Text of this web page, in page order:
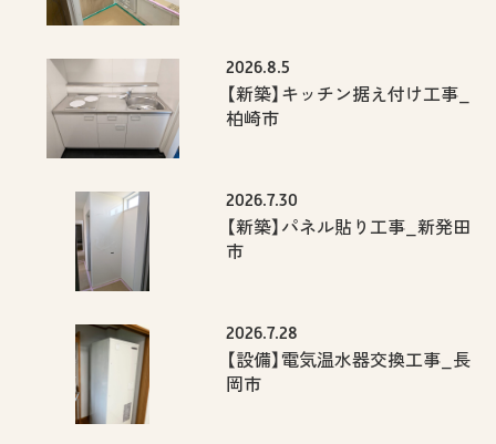
2026.8.5
【新築】キッチン据え付け工事_
柏崎市
2026.7.30
【新築】パネル貼り工事_新発田
市
2026.7.28
【設備】電気温水器交換工事_長
岡市